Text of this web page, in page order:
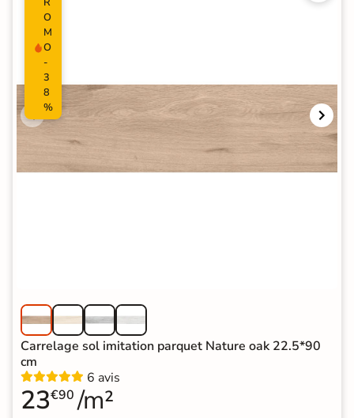
O
M
O
-
3
8
%
Carrelage sol imitation parquet Nature oak 22.5*90
cm
6 avis
23€90 /m²